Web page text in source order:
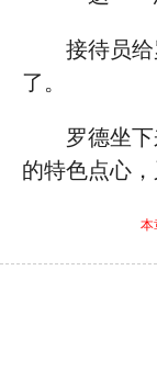
接待员
了。
罗德坐
的特色点心
本